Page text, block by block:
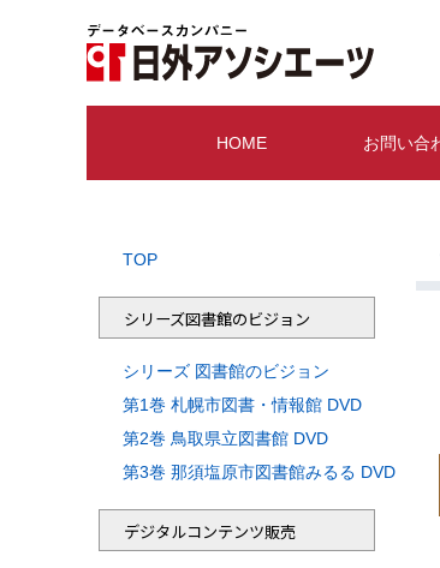
HOME お問い合
TOP
シリーズ図書館のビジョン
シリーズ 図書館のビジョン
第1巻 札幌市図書・情報館 DVD
第2巻 鳥取県立図書館 DVD
第3巻 那須塩原市図書館みるる DVD
デジタルコンテンツ販売